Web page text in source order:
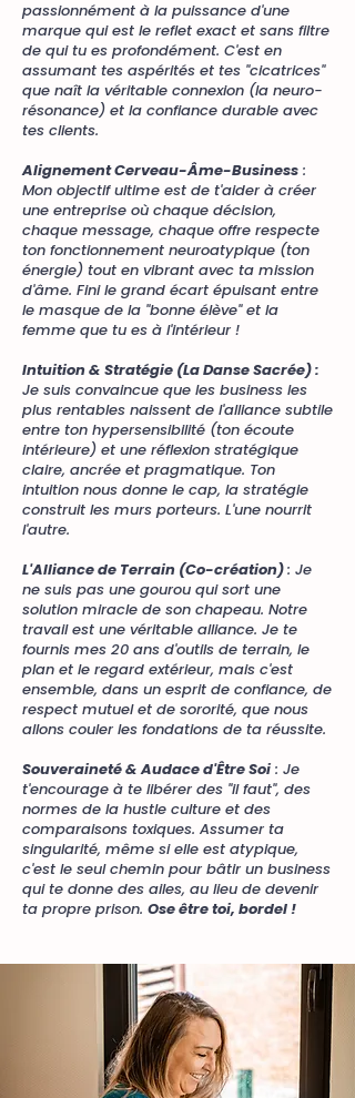
passionnément à la puissance d'une
marque qui est le reflet exact et sans filtre
de qui tu es profondément. C'est en
assumant tes aspérités et tes "cicatrices"
que naît la véritable connexion (la neuro-
résonance) et la confiance durable avec
tes clients.
Alignement Cerveau-Âme-Business :
Mon objectif ultime est de t'aider à créer
une entreprise où chaque décision,
chaque message, chaque offre respecte
ton fonctionnement neuroatypique (ton
énergie) tout en vibrant avec ta mission
d'âme. Fini le grand écart épuisant entre
le masque de la "bonne élève" et la
femme que tu es à l'intérieur !
Intuition & Stratégie (La Danse Sacrée) :
Je suis convaincue que les business les
plus rentables naissent de l'alliance subtile
entre ton hypersensibilité (ton écoute
intérieure) et une réflexion stratégique
claire, ancrée et pragmatique. Ton
intuition nous donne le cap, la stratégie
construit les murs porteurs. L'une nourrit
l'autre.
L'Alliance de Terrain (Co-création): Je
ne suis pas une gourou qui sort une
solution miracle de son chapeau. Notre
travail est une véritable alliance. Je te
fournis mes 20 ans d'outils de terrain, le
plan et le regard extérieur, mais c'est
ensemble, dans un esprit de confiance, de
respect mutuel et de sororité, que nous
allons couler les fondations de ta réussite.
Souveraineté & Audace d'Être Soi : Je
t'encourage à te libérer des "il faut", des
normes de la hustle culture et des
comparaisons toxiques. Assumer ta
singularité, même si elle est atypique,
c'est le seul chemin pour bâtir un business
qui te donne des ailes, au lieu de devenir
ta propre prison. Ose être toi, bordel !